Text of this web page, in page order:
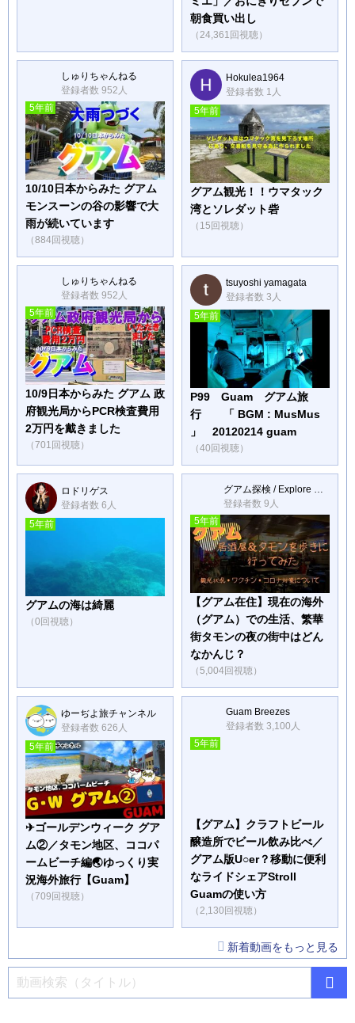
朝食買い出し
（24,361回視聴）
しゅりちゃんねる
登録者数 952人
5年前
10/10日本からみた グアム
モンスーンの谷の影響で大
雨が続いています
（884回視聴）
Hokulea1964
登録者数 1人
5年前
グアム観光！！ウマタック
湾とソレダット砦
（15回視聴）
しゅりちゃんねる
登録者数 952人
5年前
10/9日本からみた グアム 政
府観光局からPCR検査費用
2万円を戴きました
（701回視聴）
tsuyoshi yamagata
登録者数 3人
5年前
P99 Guam グアム旅
行 「 BGM : MusMus
」 20120214 guam
（40回視聴）
ロドリゲス
登録者数 6人
5年前
グアムの海は綺麗
（0回視聴）
グアム探検 / Explore Guam
登録者数 9人
5年前
【グアム在住】現在の海外
（グアム）での生活、繁華
街タモンの夜の街中はどん
なかんじ？
（5,004回視聴）
ゆーぢよ旅チャンネル
登録者数 626人
5年前
✈ゴールデンウィーク グア
ム②／タモン地区、ココパ
ームビーチ編🌏ゆっくり実
況海外旅行【Guam】
（709回視聴）
Guam Breezes
登録者数 3,100人
5年前
【グアム】クラフトビール
醸造所でビール飲み比べ／
グアム版U○er？移動に便利
なライドシェアStroll
Guamの使い方
（2,130回視聴）
新着動画をもっと見る